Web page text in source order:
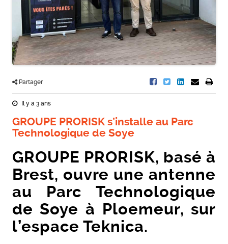
Partager
Il y a 3 ans
GROUPE PRORISK s’installe au Parc
Technologique de Soye
GROUPE PRORISK, basé à
Brest, ouvre une antenne
au Parc Technologique
de Soye à Ploemeur, sur
l’espace Teknica.